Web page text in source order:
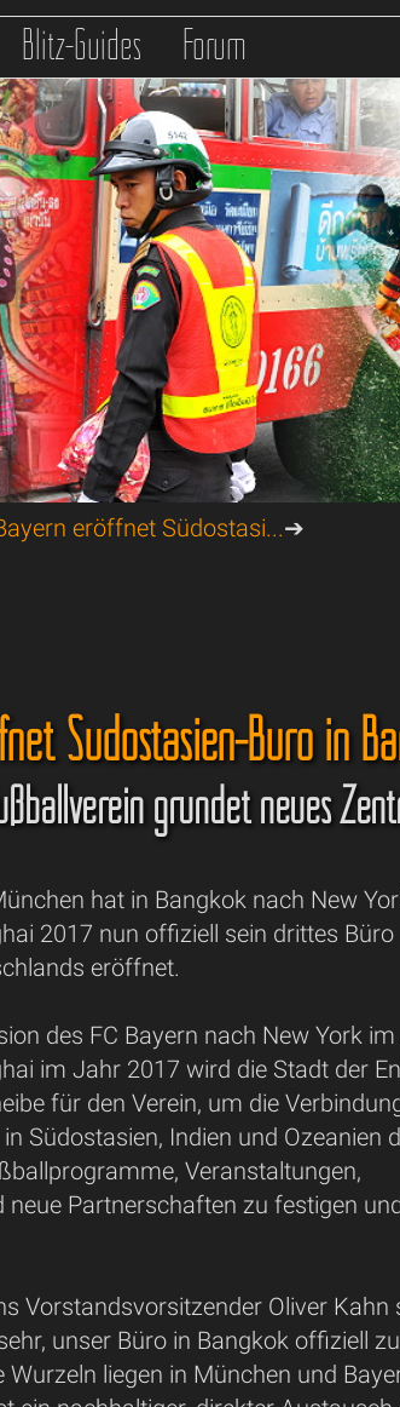
Blitz-Guides Forum
eröffnet Südostasi...➔
Südostasien-Büro in
gründet neues
hat in Bangkok nach New
2017 nun offiziell sein drittes Büro
eröffnet.
des FC Bayern nach New York
im Jahr 2017 wird die Stadt der
für den Verein, um die
Südostasien, Indien und Ozeanien
Veranstaltungen,
neue Partnerschaften zu festigen
Vorstandsvorsitzender Oliver Kahn
unser Büro in Bangkok offiziell zu
Wurzeln liegen in München und